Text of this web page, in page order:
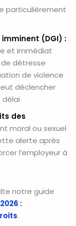
particulièrement
(DGI) :
et immédiat
détresse
de violence
déclencher
des
moral ou sexuel
alerte après
l’employeur à
notre guide
:
.